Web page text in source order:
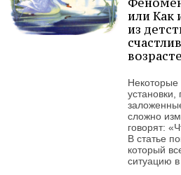
или Как
из
возрасте
Некоторые
установки,
сложно
говорят:
В статье
который
ситуацию